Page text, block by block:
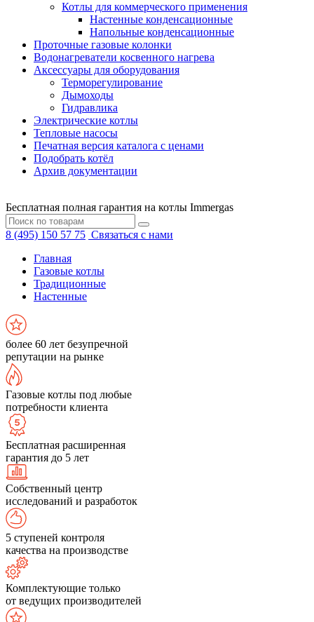
Котлы для коммерческого применения
Настенные конденсационные
Напольные конденсационные
Проточные газовые колонки
Водонагреватели косвенного нагрева
Аксессуары для оборудования
Терморегулирование
Дымоходы
Гидравлика
Электрические котлы
Тепловые насосы
Печатная версия каталога с ценами
Подобрать котёл
Архив документации
Бесплатная полная гарантия на котлы Immergas
8 (495) 150 57 75 Связаться с нами
Главная
Газовые котлы
Традиционные
Настенные
более 60 лет безупречной
репутации на рынке
Газовые котлы под любые
потребности клиента
Бесплатная расширенная
гарантия до 5 лет
Собственный центр
исследований и разработок
5 ступеней контроля
качества на производстве
Комплектующие только
от ведущих производителей